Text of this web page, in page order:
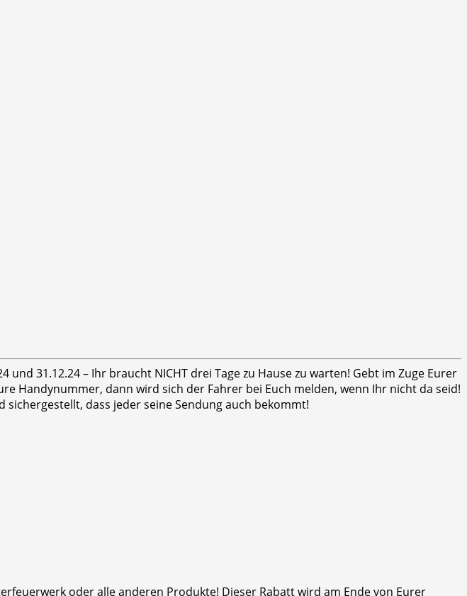
31.12.24 – Ihr braucht NICHT drei Tage zu Hause zu warten! Gebt im Zuge Eurer
Handynummer, dann wird sich der Fahrer bei Euch melden, wenn Ihr nicht da seid!
dass jeder seine Sendung auch bekommt!
oder alle anderen Produkte! Dieser Rabatt wird am Ende von Eurer